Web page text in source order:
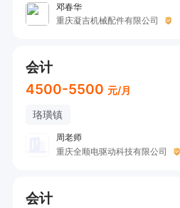
邓春华
重庆凝吉机械配件有限公司
会计
4500-5500 元/月
珞璜镇
周老师
重庆全顺电驱动科技有限公司
会计